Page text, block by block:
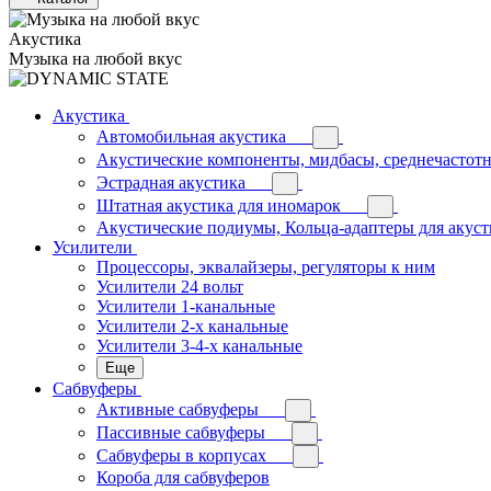
Акустика
Музыка на любой вкус
Акустика
Автомобильная акустика
Акустические компоненты, мидбасы,
Эстрадная акустика
Штатная акустика для иномарок
Акустические подиумы, Кольца-адаптеры для
Усилители
Процессоры, эквалайзеры, регуляторы к ним
Усилители 24 вольт
Усилители 1-канальные
Усилители 2-х канальные
Усилители 3-4-х канальные
Еще
Сабвуферы
Активные сабвуферы
Пассивные сабвуферы
Сабвуферы в корпусах
Короба для сабвуферов